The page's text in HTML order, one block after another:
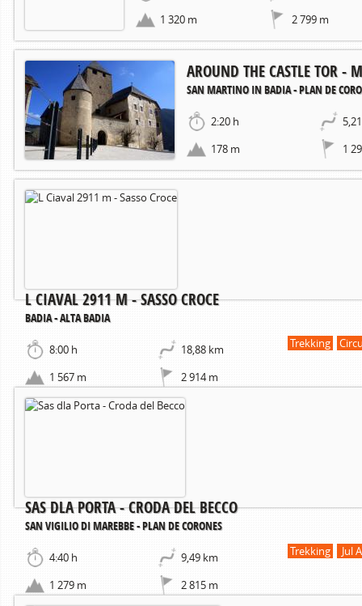
1 320 m
2 799 m
AROUND THE CASTLE TOR -
SAN MARTINO IN BADIA - PLAN DE
2:20 h
178 m
1
L CIAVAL 2911 M - SASSO CROCE
BADIA - ALTA BADIA
8:00 h
18,88 km
1 567 m
2 914 m
Trekking
SAS DLA PORTA - CRODA DEL BECCO
SAN VIGILIO DI MAREBBE - PLAN DE CORONES
4:40 h
9,49 km
1 279 m
2 815 m
Trekking Jul